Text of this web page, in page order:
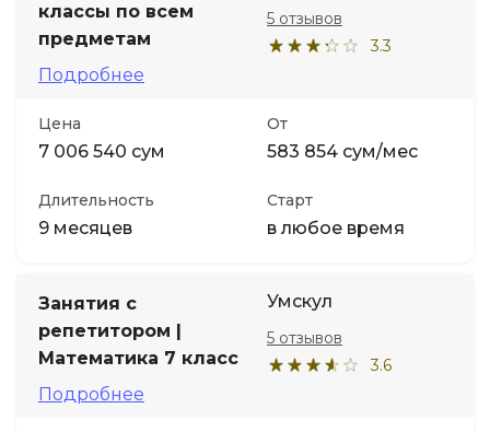
классы по всем
предметам
Подробнее
3.3
5 отзывов
Цена
7 006 540 сум
От
583 854 сум/мес
Длительность
9 месяцев
Старт
в любое время
Занятия с
репетитором |
Математика 7 класс
Подробнее
Умскул
3.6
5 отзывов